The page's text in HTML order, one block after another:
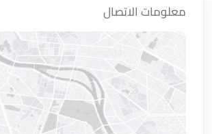
معلومات الاتصال